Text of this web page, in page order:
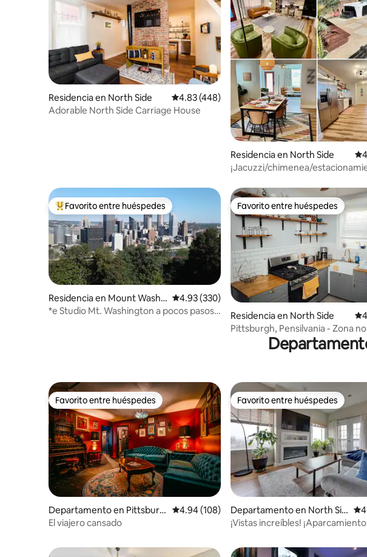
Residencia en North Side Calificación promedio: 4.83 de 5; 448
4.83 (448)
Adorable North Side Carriage House
Residencia en North Side
¡Jacuzzi/chimenea/
De los mejores en Favorito entre huéspedes
Favorito entre huéspedes
Residencia en Mount Washi
ngton
Calificación promedio: 4.93 de 5; 330
4.93 (330)
*e Studio Mt. Washington a pocos pasos
Favorito entre huéspedes
Favorito entre huéspedes
Residencia en North Side
Pittsburgh, Pensilvania - Zona
Favorito entre huéspedes
Favorito entre huéspedes
Departamento en Pittsburg
h
Calificación promedio: 4.94 de 5; 108
4.94 (108)
El viajero cansado
Favorito entre huéspedes
Favorito entre huéspedes
Departamento en North Sid
e
¡Vistas increíbles! ¡Aparcamiento